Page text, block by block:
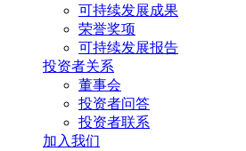
可持续发展成果
荣誉奖项
可持续发展报告
投资者关系
董事会
投资者问答
投资者联系
加入我们